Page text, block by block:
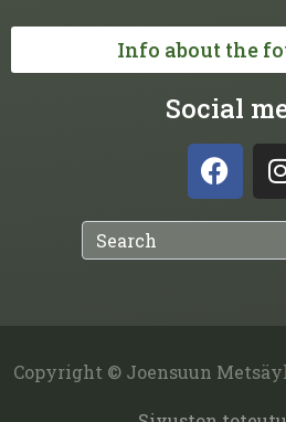
Info about the
Social
Copyright © Joensuun